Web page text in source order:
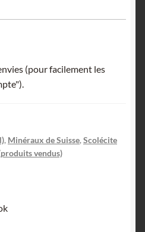
(pour facilement les
, Minéraux de Suisse, Scolécite
vendus)